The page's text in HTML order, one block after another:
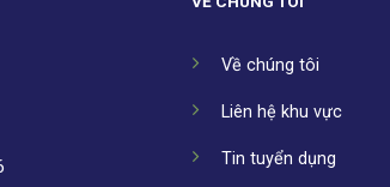
Về chúng tôi
Liên hệ khu vực
Tin tuyển dụng